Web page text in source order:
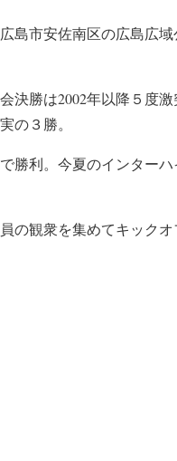
島市安佐南区の広島広
決勝は2002年以降５度
の３勝。
勝利。今夏のインター
の観衆を集めてキックオ